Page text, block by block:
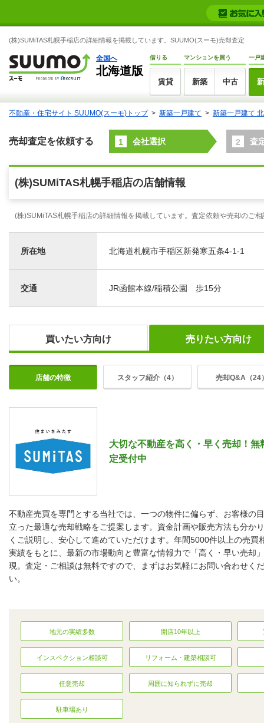
(株)SUMiTAS札幌手稲店の詳細情報を掲載しています。SUUMO(スーモ)売却査定
全国へ
北海道版
借りる
賃貸
マンションを買う
新築 中古
一戸
不動産・住宅サイト SUUMO(スーモ)トップ 新築一戸建て 新築一戸建て
売却査定を依頼する 1 会社選択 2 査
(株)SUMiTAS札幌手稲店の店舗情報
(株)SUMiTAS札幌手稲店の詳細情報を掲載しています。査定依頼や売却のご
所在地 北海道札幌市手稲区新発寒五条4-1-1
交通 JR函館本線/稲積公園 歩15分
買いたい方向け 売りたい方向け
店舗の特徴 スタッフ紹介（4） 売却Q&A（24
大切な不動産を高く・早く売却！無
定受付中
不動産売買を専門とする当社では、一つの物件に偏らず、お客様の
立った最適な売却戦略をご提案します。資金計画や販売方法も分か
くご説明し、安心して進めていただけます。年間5000件以上の売買
実績をもとに、最新の市場動向と豊富な情報力で「高く・早い売却
現。査定・ご相談は無料ですので、まずはお気軽にお問い合わせく
い。
店内の様子
地元の実績多数 開店10年以上
インスペクション相談可 リフォーム・建築相談可
任意売却 周囲に知られずに売却
駐車場あり